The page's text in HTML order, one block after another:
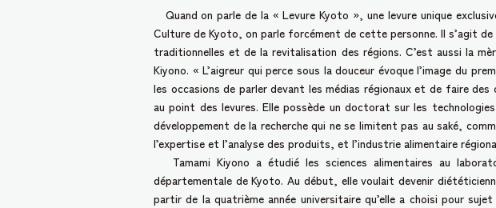
Quand on parle de la « Levure Kyoto », une levure unique
Culture de Kyoto, on parle forcément de cette personne. Il s’agit
traditionnelles et de la revitalisation des régions. C’est aussi la
Kiyono. « L’aigreur qui perce sous la douceur évoque l’image du
les occasions de parler devant les médias régionaux et de faire
au point des levures. Elle possède un doctorat sur les
développement de la recherche qui ne se limitent pas au saké,
l’expertise et l’analyse des produits, et l’industrie alimentaire
Tamami Kiyono a étudié les sciences alimentaires au
départementale de Kyoto. Au début, elle voulait devenir
partir de la quatrième année universitaire qu’elle a choisi pour